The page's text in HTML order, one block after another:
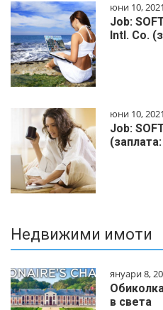
юни 10, 2021
Job:
Intl. Co.
юни 10, 2021
Job:
Недвижими имоти
януари 8,
в света